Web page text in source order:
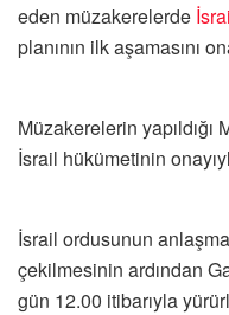
eden müzakerelerde
planının ilk aşamasını
Müzakerelerin yapıldığı
İsrail hükümetinin
İsrail ordusunun
çekilmesinin ardından
gün 12.00 itibarıyla